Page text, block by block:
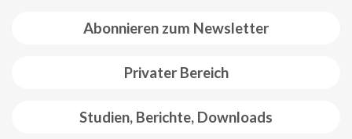
Abonnieren zum Newsletter
Privater Bereich
Studien, Berichte, Downloads